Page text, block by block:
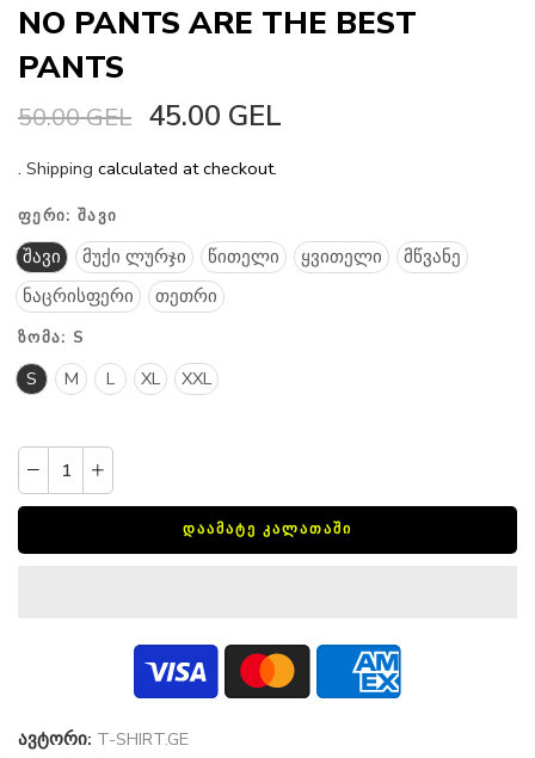
NO PANTS ARE THE BEST
PANTS
50.00 GEL 45.00 GEL
. Shipping calculated at checkout.
ᲤᲔᲠᲘ: ᲨᲐᲕᲘ
შავი მუქი ლურჯი წითელი ყვითელი
მწვანე
ნაცრისფერი
თეთრი
ᲖᲝᲛᲐ: S
S M L XL XXL
ᲓᲐᲐᲛᲐᲢᲔ ᲙᲐᲚᲐᲗᲐᲨᲘ
ავტორი: T-SHIRT.GE